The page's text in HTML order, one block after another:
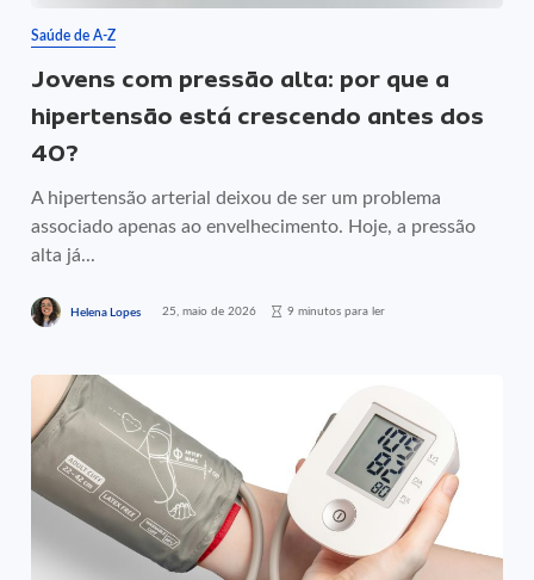
Saúde de A-Z
Jovens com pressão alta: por que a
hipertensão está crescendo antes dos
40?
A hipertensão arterial deixou de ser um problema
associado apenas ao envelhecimento. Hoje, a pressão
alta já...
Helena Lopes 25, maio de 2026 9 minutos para ler